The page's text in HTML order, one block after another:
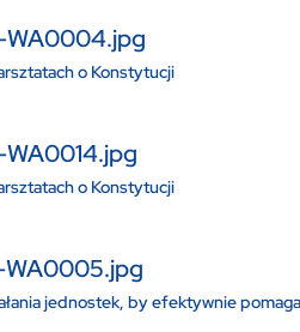
o Konstytucji
o Konstytucji
jednostek, by efektywnie